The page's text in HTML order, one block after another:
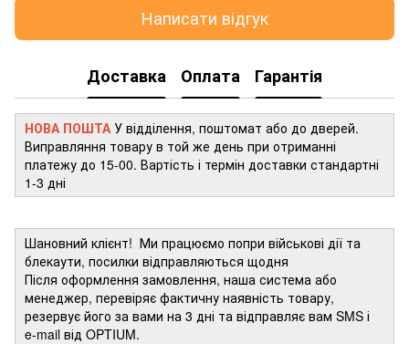
Написати відгук
Доставка Оплата Гарантія
НОВА ПОШТА У відділення, поштомат або до дверей.
Виправляння товару в той же день при отриманні
платежу до 15-00. Вартість і термін доставки стандартні
1-3 дні
Шановний клієнт! Ми працюємо попри військові дії та
блекаути, посилки відправляються щодня
Після оформлення замовлення, наша система або
менеджер, перевіряє фактичну наявність товару,
резервує його за вами на 3 дні та відправляє вам SMS і
e-mail від OPTIUM.